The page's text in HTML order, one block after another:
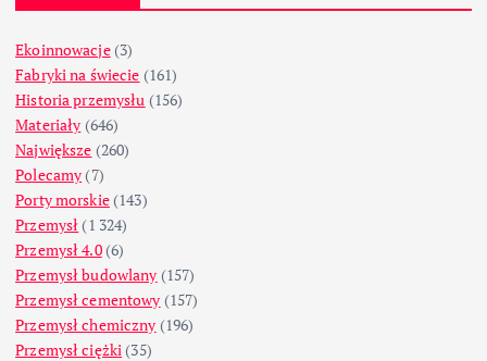
Ekoinnowacje(3)
Fabryki na świecie (161)
Historia przemysłu (156)
Materiały (646)
Największe (260)
Polecamy (7)
Porty morskie(143)
Przemysł (1 324)
Przemysł 4.0(6)
Przemysł budowlany (157)
Przemysł cementowy (157)
Przemysł chemiczny (196)
Przemysł ciężki (35)